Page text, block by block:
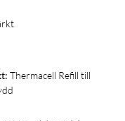
Thermacell Refill till